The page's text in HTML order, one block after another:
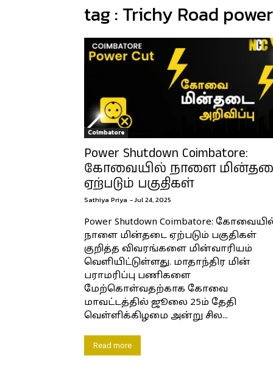
tag : Trichy Road
Coimbatore
Power Shutdown Coimbatore:
கோவையில் நாளை
ஏற்படும் பகுதிகள்
Sathiya Priya -Jul 24, 2025
Power Shutdown Coimbatore:
நாளை மின்தடை ஏற்படும் பகுதிகள்
குறித்த விவரங்களை மின்வாரியம்
வெளியிட்டுள்ளது. மாதாந்திர மின்
பராமரிப்பு பணிகளை
மேற்கொள்வதற்காக கோவை
மாவட்டத்தில் ஜூலை 25ம் தேதி
வெள்ளிக்கிழமை அன்று சில...
Read more